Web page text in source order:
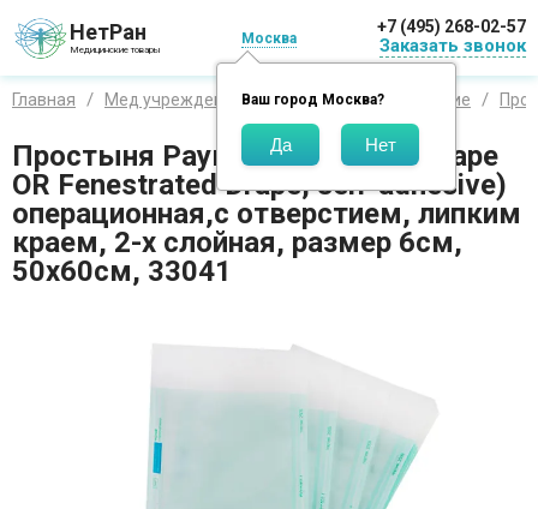
НетРан
Медицинские товары
Москва
Ваш город Москва?
+7 (495) 268-02-57
Заказать звонок
Главная Мед учреждения Простыни хирургические
Простыня Раукодрейп (Raucodrape
OR Fenestrated Drape, self-adhesive)
операционная,с отверстием, липким
краем, 2-х слойная, размер 6см,
50х60см, 33041